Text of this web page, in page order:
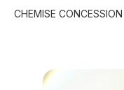
CHEMISE